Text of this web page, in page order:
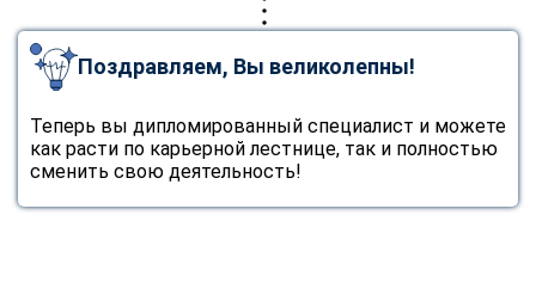
Поздравляем, Вы великолепны!
Теперь вы дипломированный специалист и можете
как расти по карьерной лестнице, так и полностью
сменить свою деятельность!